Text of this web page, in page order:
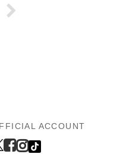
ACCOUNT